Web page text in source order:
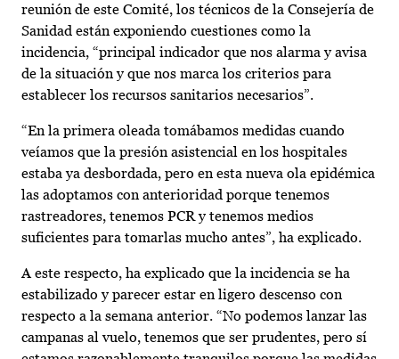
reunión de este Comité, los técnicos de la Consejería de
Sanidad están exponiendo cuestiones como la
incidencia, “principal indicador que nos alarma y avisa
de la situación y que nos marca los criterios para
establecer los recursos sanitarios necesarios”.
“En la primera oleada tomábamos medidas cuando
veíamos que la presión asistencial en los hospitales
estaba ya desbordada, pero en esta nueva ola epidémica
las adoptamos con anterioridad porque tenemos
rastreadores, tenemos PCR y tenemos medios
suficientes para tomarlas mucho antes”, ha explicado.
A este respecto, ha explicado que la incidencia se ha
estabilizado y parecer estar en ligero descenso con
respecto a la semana anterior. “No podemos lanzar las
campanas al vuelo, tenemos que ser prudentes, pero sí